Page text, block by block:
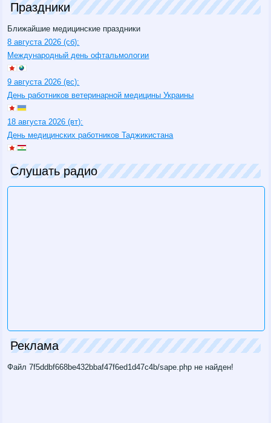
Праздники
Ближайшие медицинские праздники
8 августа 2026 (сб):
Международный день офтальмологии
9 августа 2026 (вс):
День работников ветеринарной медицины Украины
18 августа 2026 (вт):
День медицинских работников Таджикистана
Слушать радио
Реклама
Файл 7f5ddbf668be432bbaf47f6ed1d47c4b/sape.php не найден!